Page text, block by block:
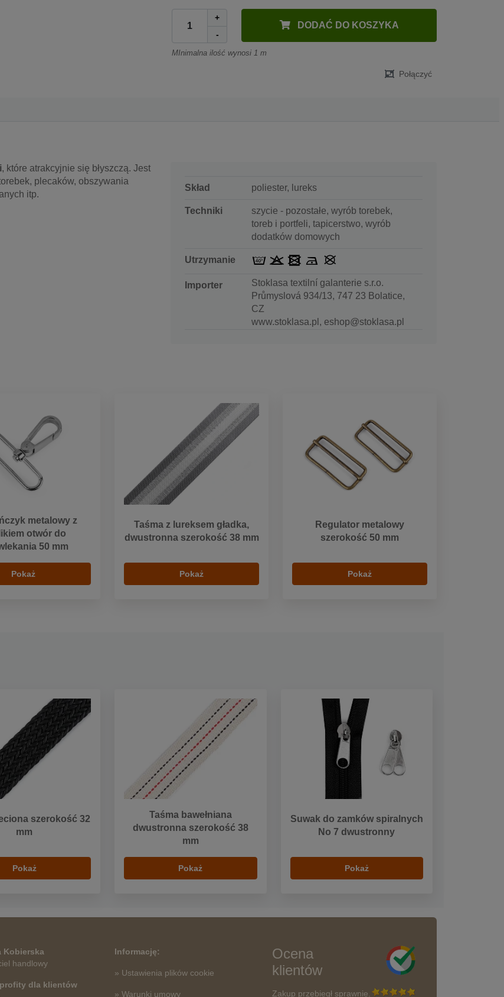
+
-
DODAĆ DO KOSZYKA
MInimalna ilość wynosi 1 m
Połączyć
, które atrakcyjnie się błyszczą. Jest
plecaków, obszywania
itp.
Skład poliester, lureks
Techniki
szycie - pozostałe, wyrób torebek,
toreb i portfeli, tapicerstwo, wyrób
dodatków domowych
Utrzymanie
Importer
Stoklasa textilní galanterie s.r.o.
Průmyslová 934/13, 747 23 Bolatice,
CZ
www.stoklasa.pl, eshop@stoklasa.pl
metalowy z
otwór do
50 mm
Pokaż
Taśma z lureksem gładka,
dwustronna szerokość 38 mm
Pokaż
Regulator metalowy
szerokość 50 mm
Pokaż
szerokość 32
mm
Pokaż
Taśma bawełniana
dwustronna szerokość 38
mm
Pokaż
Suwak do zamków spiralnych
No 7 dwustronny
Pokaż
Kobierska
handlowy
dla klientów
Informację:
» Ustawienia plików cookie
» Warunki umowy
Ocena
klientów
Zakup przebiegł sprawnie.